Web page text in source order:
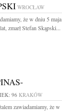
WROCŁAW
że w dniu 5 maja
zmarł Stefan Skąpski...
96 KRAKÓW
zawiadamiamy, że w